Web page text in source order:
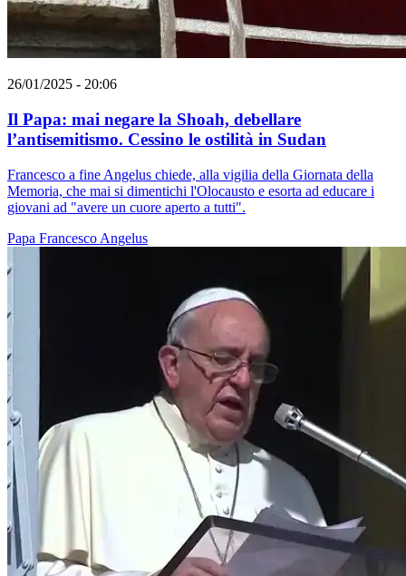
26/01/2025 - 20:06
Il Papa: mai negare la Shoah, debellare
l’antisemitismo. Cessino le ostilità in Sudan
Francesco a fine Angelus chiede, alla vigilia della Giornata della
Memoria, che mai si dimentichi l'Olocausto e esorta ad educare i
giovani ad "avere un cuore aperto a tutti".
Papa Francesco Angelus